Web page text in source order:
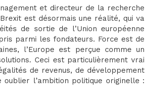
et directeur de la recherche
est désormais une réalité, qui va
de sortie de l’Union européenne
parmi les fondateurs. Force est de
l’Europe est perçue comme un
Ceci est particulièrement vrai
de revenus, de développement
l’ambition politique originelle :